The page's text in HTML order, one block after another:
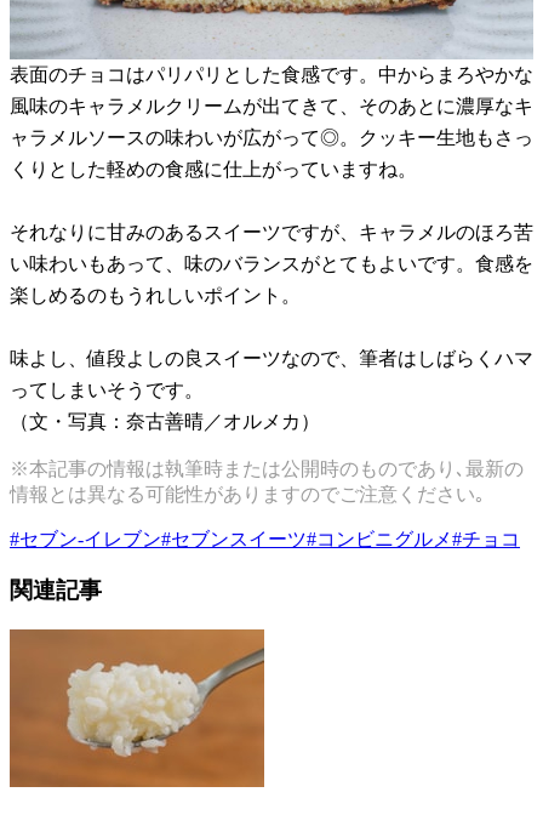
表面のチョコはパリパリとした食感です。中からまろやかな
風味のキャラメルクリームが出てきて、そのあとに濃厚なキ
ャラメルソースの味わいが広がって◎。クッキー生地もさっ
くりとした軽めの食感に仕上がっていますね。
それなりに甘みのあるスイーツですが、キャラメルのほろ苦
い味わいもあって、味のバランスがとてもよいです。食感を
楽しめるのもうれしいポイント。
味よし、値段よしの良スイーツなので、筆者はしばらくハマ
ってしまいそうです。
（文・写真：奈古善晴／オルメカ）
※本記事の情報は執筆時または公開時のものであり､最新の
情報とは異なる可能性がありますのでご注意ください｡
#セブン-イレブン#セブンスイーツ#コンビニグルメ#チョコ
関連記事